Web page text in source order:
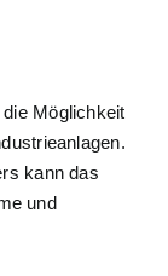
Möglichkeit
kann das
und